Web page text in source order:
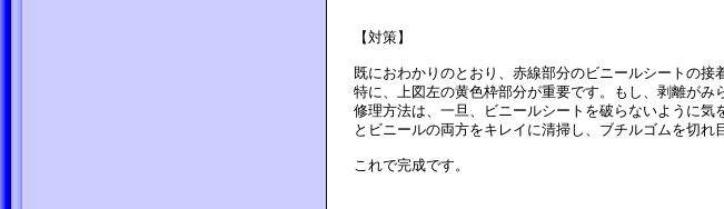
【対策】
既におわかりのとおり、赤線部分のビニールシートの接
特に、上図左の黄色枠部分が重要です。もし、剥離がみ
修理方法は、一旦、ビニールシートを破らないように
とビニールの両方をキレイに清掃し、ブチルゴムを切れ
これで完成です。